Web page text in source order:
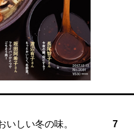
いしい冬の味。 7